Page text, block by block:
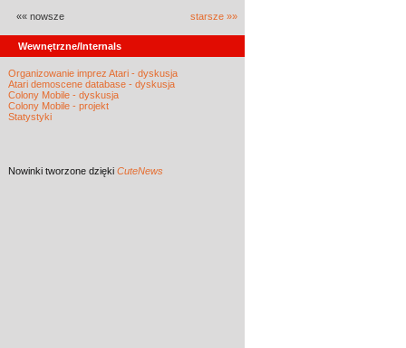
«« nowsze starsze »»
Wewnętrzne/Internals
Organizowanie imprez Atari - dyskusja
Atari demoscene database - dyskusja
Colony Mobile - dyskusja
Colony Mobile - projekt
Statystyki
Nowinki tworzone dzięki CuteNews